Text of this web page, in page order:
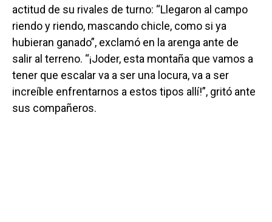
actitud de su rivales de turno: “Llegaron al campo
riendo y riendo, mascando chicle, como si ya
hubieran ganado”, exclamó en la arenga ante de
salir al terreno. “¡Joder, esta montaña que vamos a
tener que escalar va a ser una locura, va a ser
increíble enfrentarnos a estos tipos allí!”, gritó ante
sus compañeros.